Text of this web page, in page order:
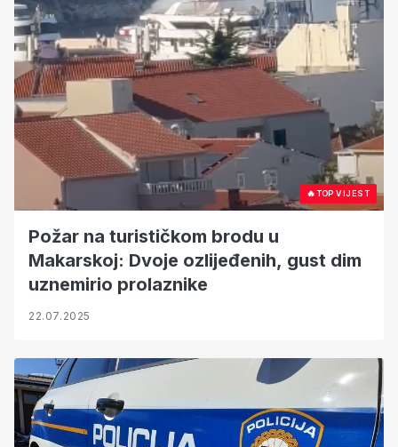
🔥TOP VIJEST
Požar na turističkom brodu u
Makarskoj: Dvoje ozlijeđenih, gust dim
uznemirio prolaznike
22.07.2025